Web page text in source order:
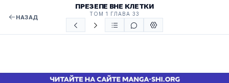
НАЗАД
ПРЕЗЕПЕ ВНЕ КЛЕТКИ
ТОМ 1 ГЛАВА 33